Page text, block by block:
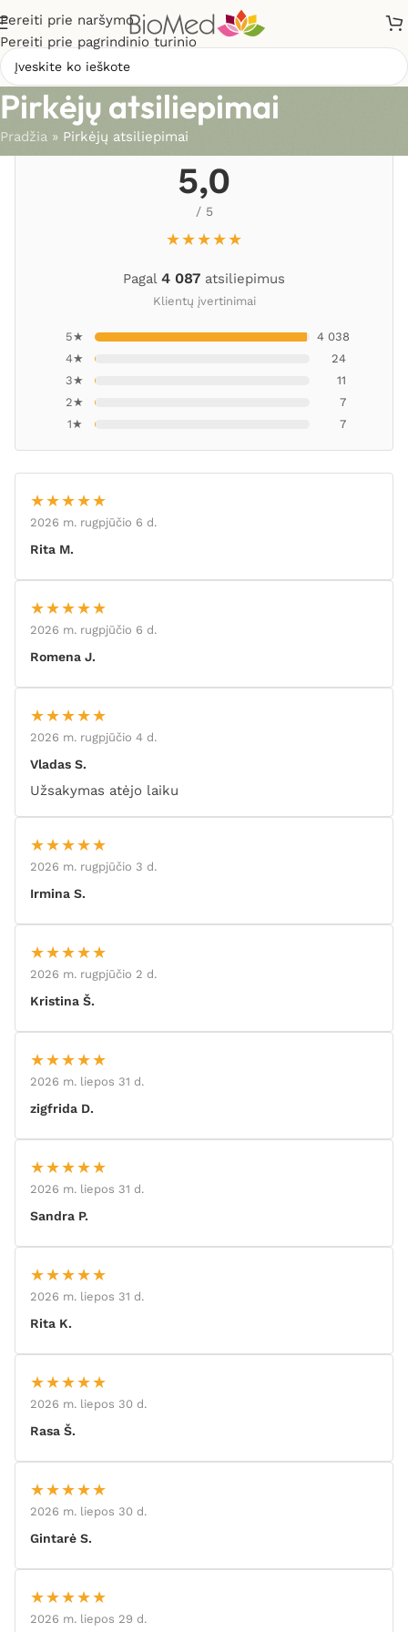
Pereiti prie naršymo
Pereiti prie pagrindinio turinio
Pirkėjų atsiliepimai
Pradžia » Pirkėjų atsiliepimai
5,0
/ 5
★★★★★
Pagal 4 087 atsiliepimus
Klientų įvertinimai
5★
4 038
4★
24
3★
11
2★
7
1★
7
★★★★★
2026 m. rugpjūčio 6 d.
Rita M.
★★★★★
2026 m. rugpjūčio 6 d.
Romena J.
★★★★★
2026 m. rugpjūčio 4 d.
Vladas S.
Užsakymas atėjo laiku
★★★★★
2026 m. rugpjūčio 3 d.
Irmina S.
★★★★★
2026 m. rugpjūčio 2 d.
Kristina Š.
★★★★★
2026 m. liepos 31 d.
zigfrida D.
★★★★★
2026 m. liepos 31 d.
Sandra P.
★★★★★
2026 m. liepos 31 d.
Rita K.
★★★★★
2026 m. liepos 30 d.
Rasa Š.
★★★★★
2026 m. liepos 30 d.
Gintarė S.
★★★★★
2026 m. liepos 29 d.